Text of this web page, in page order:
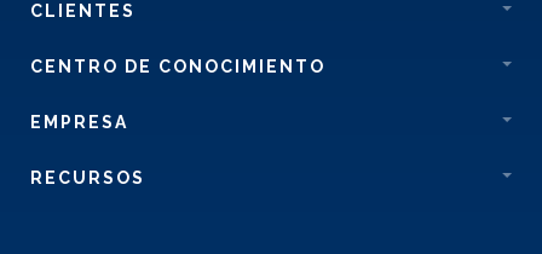
CLIENTES
CENTRO DE CONOCIMIENTO
EMPRESA
RECURSOS